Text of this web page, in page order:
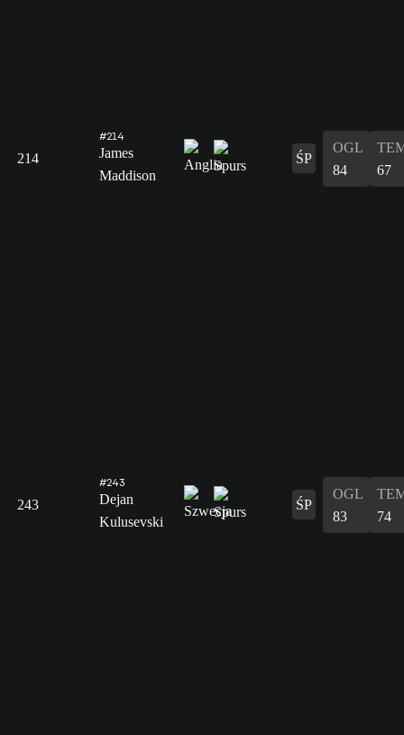
214
#214
James
Maddison
ŚP
OGL
84
67
243
#243
Dejan
Kulusevski
ŚP
OGL
83
74